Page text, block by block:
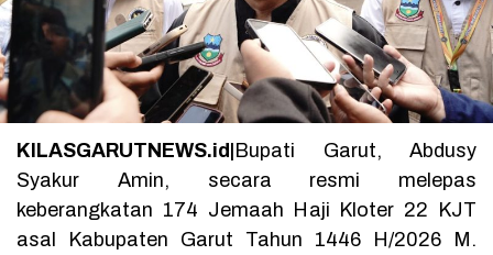
KILASGARUTNEWS.id| Bupati Garut, Abdusy
Syakur Amin, secara resmi melepas
keberangkatan 174 Jemaah Haji Kloter 22 KJT
asal Kabupaten Garut Tahun 1446 H/2026 M.